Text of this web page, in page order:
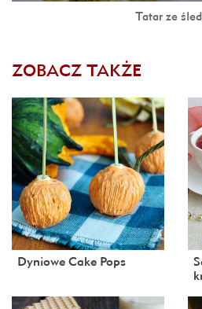
Tatar ze
ZOBACZ TAKŻE
Dyniowe Cake Pops